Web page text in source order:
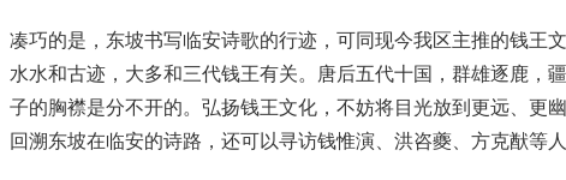
凑巧的是，东坡书写临安诗歌的行迹，可同现今我区主推的钱王
水水和古迹，大多和三代钱王有关。唐后五代十国，群雄逐鹿，
子的胸襟是分不开的。弘扬钱王文化，不妨将目光放到更远、更
回溯东坡在临安的诗路，还可以寻访钱惟演、洪咨夔、方克猷等